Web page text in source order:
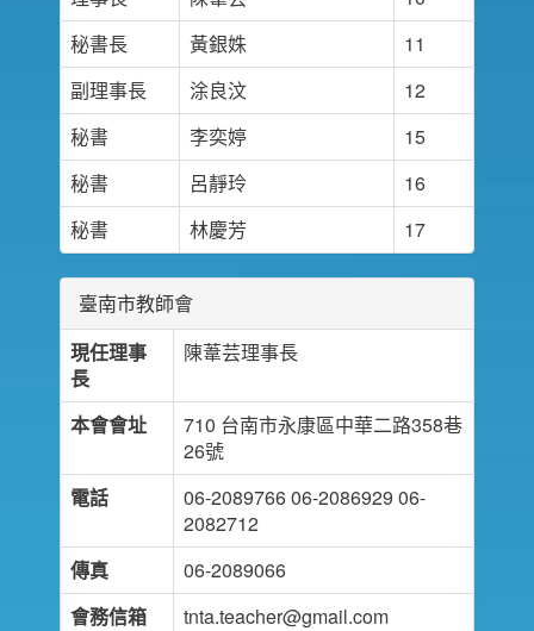
秘書長
黃銀姝
11
副理事長
涂良汶
12
秘書
李奕婷
15
秘書
呂靜玲
16
秘書
林慶芳 17
臺南市教師會
現任理事
長
陳葦芸理事長
本會會址
710 台南市永康區中華二路358巷
26號
電話
06-2089766 06-2086929 06-
2082712
傳真
06-2089066
會務信箱
tnta.teacher@gmail.com